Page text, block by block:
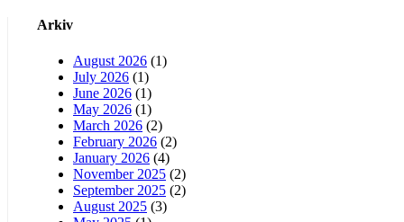
Arkiv
August 2026 (1)
July 2026 (1)
June 2026 (1)
May 2026 (1)
March 2026 (2)
February 2026 (2)
January 2026 (4)
November 2025 (2)
September 2025 (2)
August 2025 (3)